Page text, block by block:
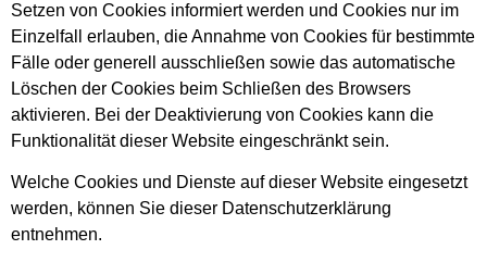
Setzen von Cookies informiert werden und Cookies nur im
Einzelfall erlauben, die Annahme von Cookies für bestimmte
Fälle oder generell ausschließen sowie das automatische
Löschen der Cookies beim Schließen des Browsers
aktivieren. Bei der Deaktivierung von Cookies kann die
Funktionalität dieser Website eingeschränkt sein.
Welche Cookies und Dienste auf dieser Website eingesetzt
werden, können Sie dieser Datenschutzerklärung
entnehmen.